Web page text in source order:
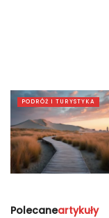
PODRÓŻ I TURYSTYKA
Polecaneartykuły